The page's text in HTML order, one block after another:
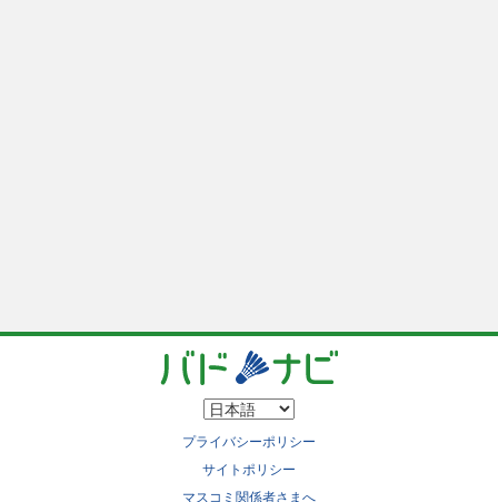
プライバシーポリシー
サイトポリシー
マスコミ関係者さまへ